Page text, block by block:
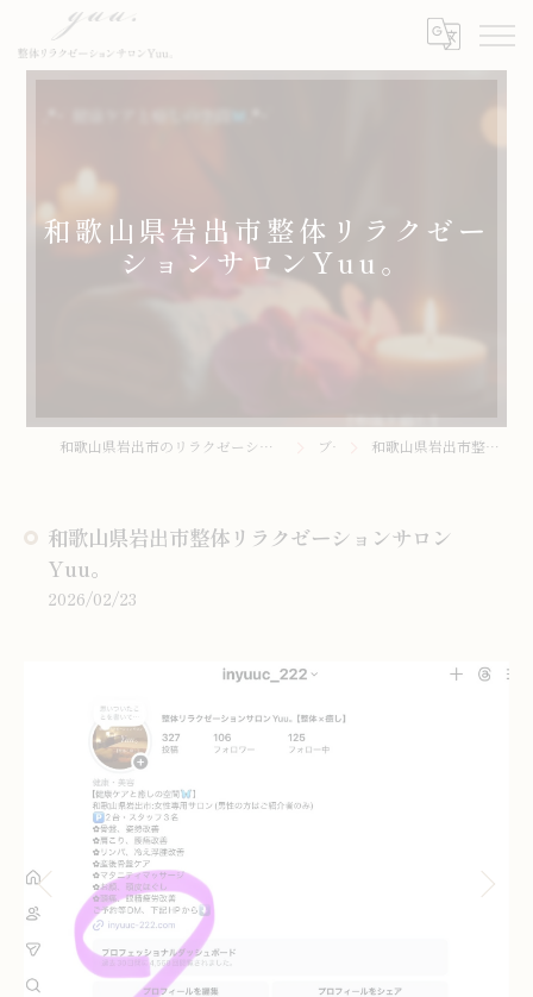
和歌山県岩出市整体リラクゼー
ションサロンYuu。
和歌山県岩出市のリラクゼーションサロンなら整体リラクゼーションサロンYuu。 ブログ 和歌山県岩出市整体リラクゼーションサロンYuu。
和歌山県岩出市整体リラクゼーションサロン
Yuu。
2026/02/23